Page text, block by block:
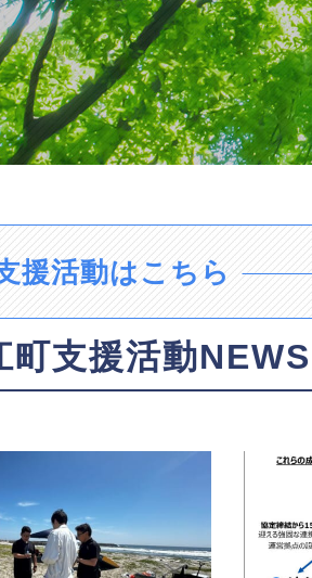
援活動はこちら
町支援活動NEWS